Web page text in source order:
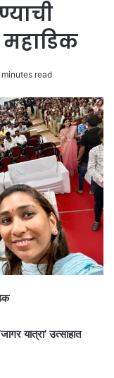
महाडिक
minutes read
यात्रा’ उत्साहात